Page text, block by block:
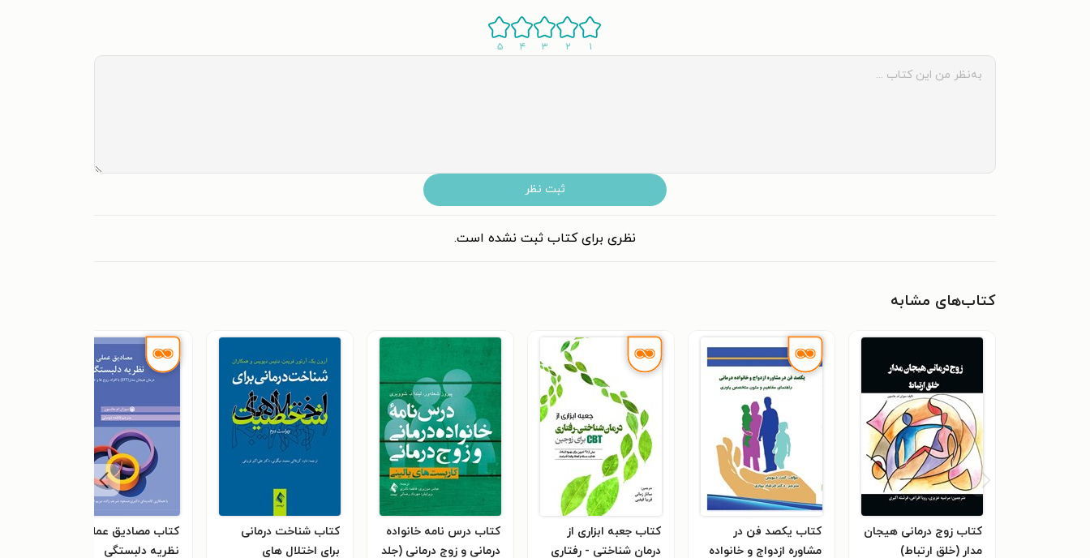
۱ ۲ ۳ ۴ ۵
ثبت نظر
نظری برای کتاب ثبت نشده است.
کتاب‌های مشابه
کتاب زوج درمانی هیجان
مدار (خلق ارتباط)
کتاب یکصد فن در
مشاوره ازدواج و خانواده
کتاب جعبه ابزاری از
درمان شناختی - رفتاری
کتاب درس نامه خانواده
درمانی و زوج درمانی (جلد
کتاب شناخت‌ درمانی
برای اختلال های
کتاب مصادیق عملی
نظریه دلبستگی